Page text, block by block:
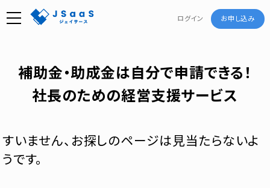
ログイン お申し込み
補助金・助成金は自分で申請できる！
社長のための経営支援サービス
すいません、お探しのページは見当たらないよ
うです。